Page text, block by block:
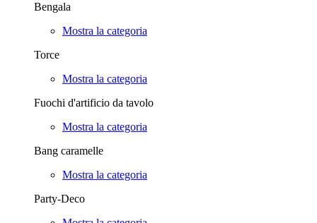
Bengala
Mostra la categoria
Torce
Mostra la categoria
Fuochi d'artificio da tavolo
Mostra la categoria
Bang caramelle
Mostra la categoria
Party-Deco